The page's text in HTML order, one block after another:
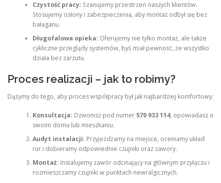
Czystość pracy: Szanujemy przestrzeń naszych klientów.
Stosujemy osłony i zabezpieczenia, aby montaż odbył się bez
bałaganu.
Długofalowa opieka: Oferujemy nie tylko montaż, ale także
cykliczne przeglądy systemów, byś miał pewność, że wszystko
działa bez zarzutu.
Proces realizacji – jak to robimy?
Dążymy do tego, aby proces współpracy był jak najbardziej komfortowy:
Konsultacja: Dzwonisz pod numer 570 933 114, opowiadasz o
swoim domu lub mieszkaniu.
Audyt instalacji: Przyjeżdżamy na miejsce, oceniamy układ
rur i dobieramy odpowiednie czujniki oraz zawory.
Montaż: Instalujemy zawór odcinający na głównym przyłączu i
rozmieszczamy czujniki w punktach newralgicznych.